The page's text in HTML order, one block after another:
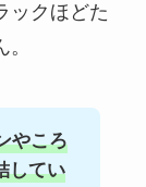
ックほどた
やころ
してい